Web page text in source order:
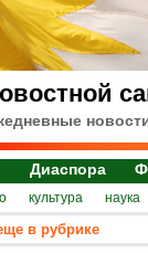
Диаспора
культура наука
в рубрике